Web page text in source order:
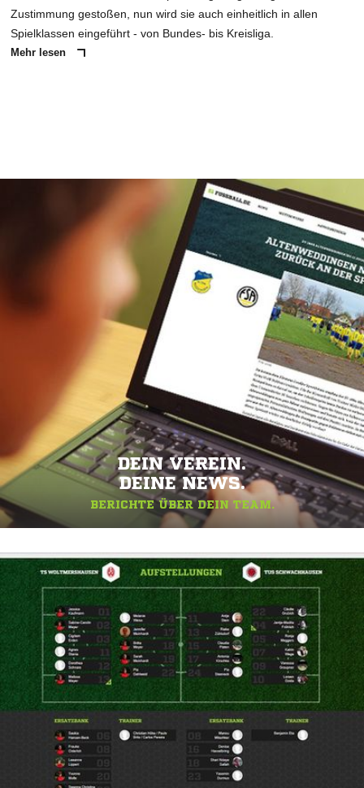
Zustimmung gestoßen, nun wird sie auch einheitlich in allen
Spielklassen eingeführt - von Bundes- bis Kreisliga.
Mehr lesen
DEIN VEREIN.
DEINE NEWS.
BERICHTE ÜBER DEIN TEAM.